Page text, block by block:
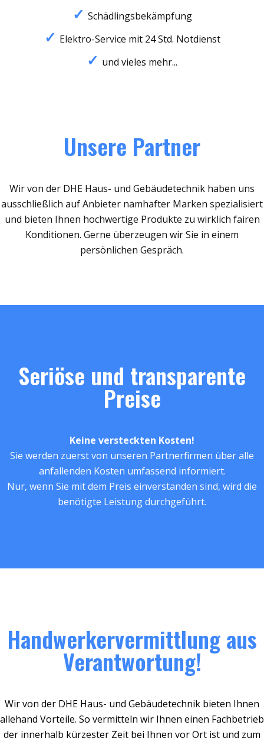
Schädlingsbekämpfung
Elektro-Service mit 24 Std. Notdienst
und vieles mehr...
Unsere Partner
Wir von der DHE Haus- und Gebäudetechnik haben uns
ausschließlich auf Anbieter namhafter Marken spezialisiert
und bieten Ihnen hochwertige Produkte zu wirklich fairen
Konditionen. Gerne überzeugen wir Sie in einem
persönlichen Gespräch.
Seriöse und transparente
Preise
Keine versteckten Kosten!
Sie werden zuerst von unseren Partnerfirmen über alle
anfallenden Kosten umfassend informiert.
Nur, wenn Sie mit dem Preis einverstanden sind, wird die
benötigte Leistung durchgeführt.
Handwerkervermittlung aus
Verantwortung!
Wir von der DHE Haus- und Gebäudetechnik bieten Ihnen
allehand Vorteile. So vermitteln wir Ihnen einen Fachbetrieb
der innerhalb kürzester Zeit bei Ihnen vor Ort ist und zum